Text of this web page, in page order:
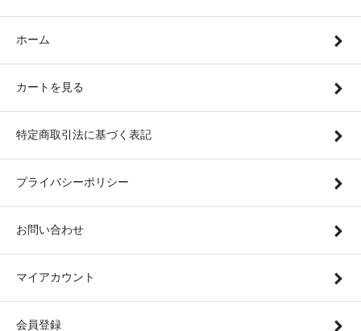
ホーム
カートを見る
特定商取引法に基づく表記
プライバシーポリシー
お問い合わせ
マイアカウント
会員登録